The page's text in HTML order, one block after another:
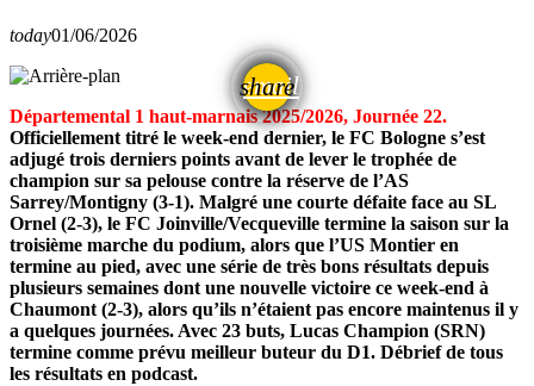
today01/06/2026
share
email
Départemental 1 haut-marnais 2025/2026, Journée 22.
Officiellement titré le week-end dernier, le FC Bologne s’est
adjugé trois derniers points avant de lever le trophée de
champion sur sa pelouse contre la réserve de l’AS
Sarrey/Montigny (3-1). Malgré une courte défaite face au SL
Ornel (2-3), le FC Joinville/Vecqueville termine la saison sur la
troisième marche du podium, alors que l’US Montier en
termine au pied, avec une série de très bons résultats depuis
plusieurs semaines dont une nouvelle victoire ce week-end à
Chaumont (2-3), alors qu’ils n’étaient pas encore maintenus il y
a quelques journées. Avec 23 buts, Lucas Champion (SRN)
termine comme prévu meilleur buteur du D1. Débrief de tous
les résultats en podcast.